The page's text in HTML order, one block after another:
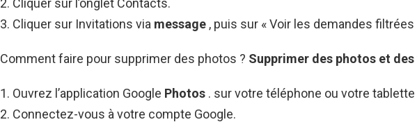
Cliquer sur Invitations via message , puis sur « Voir les demandes filtrées
Comment faire pour supprimer des photos ? Supprimer des photos et
Ouvrez l’application Google Photos . sur votre téléphone ou votre tablette
Connectez-vous à votre compte Google.